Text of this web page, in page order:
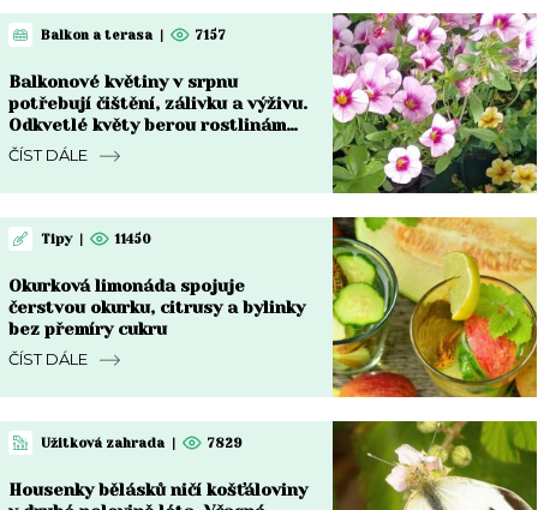
Balkon a terasa | 7157
Balkonové květiny v srpnu
potřebují čištění, zálivku a výživu.
Odkvetlé květy berou rostlinám
sílu
ČÍST DÁLE
Tipy | 11450
Okurková limonáda spojuje
čerstvou okurku, citrusy a bylinky
bez přemíry cukru
ČÍST DÁLE
Užitková zahrada | 7829
Housenky bělásků ničí košťáloviny